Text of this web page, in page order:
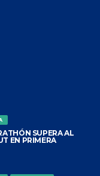
SUPERA AL
EN PRIMERA